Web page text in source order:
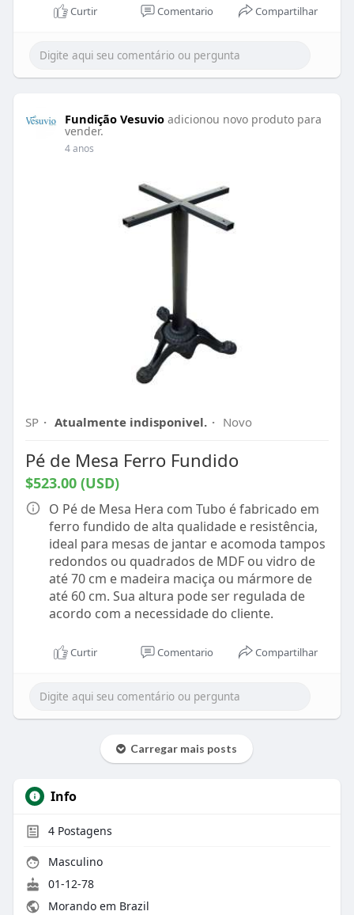
Curtir Comentario Compartilhar
Fundição Vesuvio adicionou novo produto para
vender.
4 anos
SP · Atualmente indisponivel. · Novo
Pé de Mesa Ferro Fundido
$523.00 (USD)
O Pé de Mesa Hera com Tubo é fabricado em
ferro fundido de alta qualidade e resistência,
ideal para mesas de jantar e acomoda tampos
redondos ou quadrados de MDF ou vidro de
até 70 cm e madeira maciça ou mármore de
até 60 cm. Sua altura pode ser regulada de
acordo com a necessidade do cliente.
Curtir Comentario Compartilhar
Carregar mais posts
Info
4Postagens
Masculino
01-12-78
Morando em Brazil